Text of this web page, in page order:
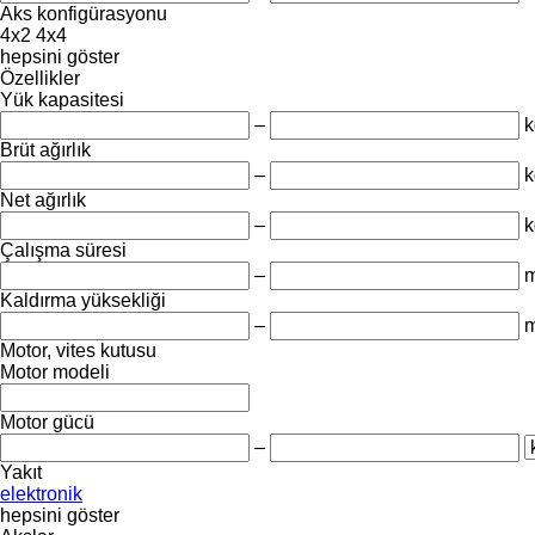
Aks konfigürasyonu
4x2 4x4
hepsini göster
Özellikler
Yük kapasitesi
–
Brüt ağırlık
–
Net ağırlık
–
Çalışma süresi
–
Kaldırma yüksekliği
–
Motor, vites kutusu
Motor modeli
Motor gücü
–
Yakıt
elektronik
hepsini göster